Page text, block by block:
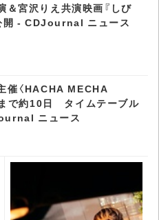
＆宮沢りえ共演映画『しび
開 - CDJournal ニュース
催〈HACHA MECHA
で約10日 タイムテーブル
ニュース